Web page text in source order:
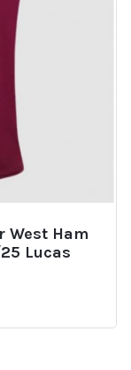
West Ham
Lucas